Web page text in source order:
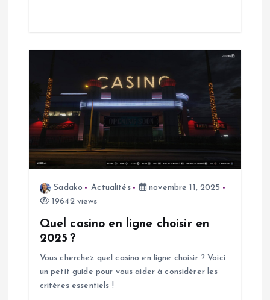
c
Sadako Actualités
novembre 11, 2025
19642 views
Quel casino en ligne choisir en
2025 ?
Vous cherchez quel casino en ligne choisir ? Voici
un petit guide pour vous aider à considérer les
critères essentiels !